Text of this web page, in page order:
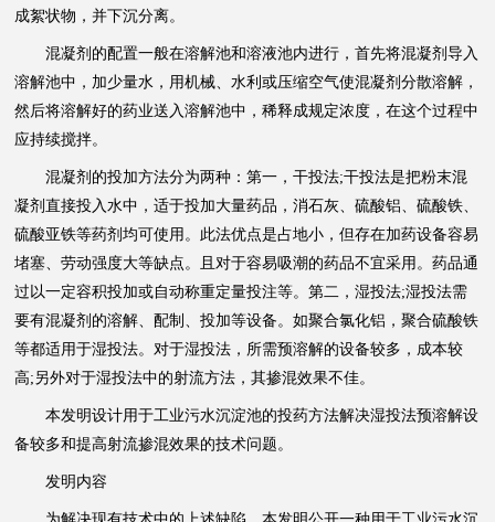
成絮状物，并下沉分离。
混凝剂的配置一般在溶解池和溶液池内进行，首先将混凝剂导入
溶解池中，加少量水，用机械、水利或压缩空气使混凝剂分散溶解，
然后将溶解好的药业送入溶解池中，稀释成规定浓度，在这个过程中
应持续搅拌。
混凝剂的投加方法分为两种：第一，干投法;干投法是把粉末混
凝剂直接投入水中，适于投加大量药品，消石灰、硫酸铝、硫酸铁、
硫酸亚铁等药剂均可使用。此法优点是占地小，但存在加药设备容易
堵塞、劳动强度大等缺点。且对于容易吸潮的药品不宜采用。药品通
过以一定容积投加或自动称重定量投注等。第二，湿投法;湿投法需
要有混凝剂的溶解、配制、投加等设备。如聚合氯化铝，聚合硫酸铁
等都适用于湿投法。对于湿投法，所需预溶解的设备较多，成本较
高;另外对于湿投法中的射流方法，其掺混效果不佳。
本发明设计用于工业污水沉淀池的投药方法解决湿投法预溶解设
备较多和提高射流掺混效果的技术问题。
发明内容